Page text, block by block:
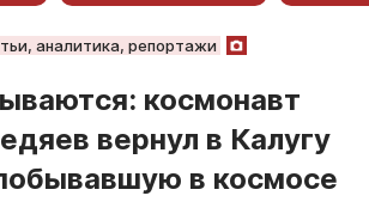
новости
аналитика, репортажи
космонавт
вернул в Калугу
в космосе